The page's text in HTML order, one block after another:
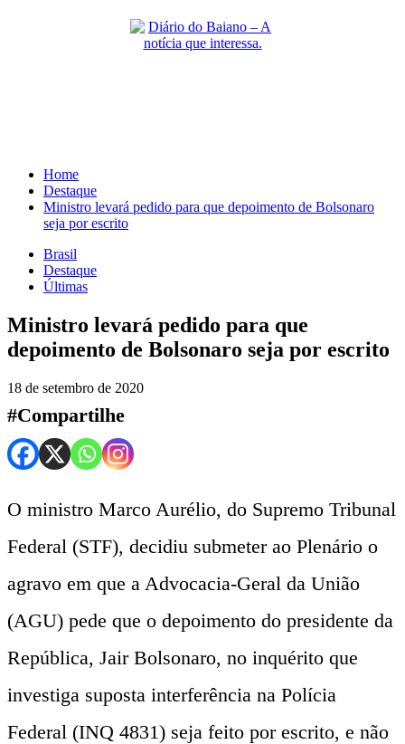
Home
Destaque
Ministro levará pedido para que depoimento de Bolsonaro
seja por escrito
Brasil
Destaque
Últimas
Ministro levará pedido para que
depoimento de Bolsonaro seja por escrito
18 de setembro de 2020
#Compartilhe
O ministro Marco Aurélio, do Supremo Tribunal
Federal (STF), decidiu submeter ao Plenário o
agravo em que a Advocacia-Geral da União
(AGU) pede que o depoimento do presidente da
República, Jair Bolsonaro, no inquérito que
investiga suposta interferência na Polícia
Federal (INQ 4831) seja feito por escrito, e não